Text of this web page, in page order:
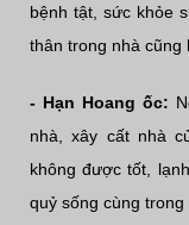
bệnh tật, sức khỏe
thân trong nhà cũng
- Hạn Hoang ốc:
nhà, xây cất nhà
không được tốt,
quỷ sống cùng trong